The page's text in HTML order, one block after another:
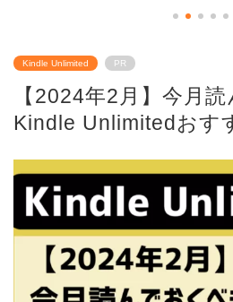
Kindle Unlimited PR
【2024年2月】今月
Kindle Unlimitedお